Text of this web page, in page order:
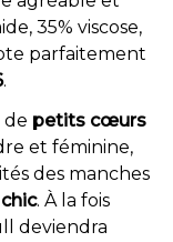
35% viscose,
parfaitement
.
de petits cœurs
et féminine,
des manches
. À la fois
deviendra